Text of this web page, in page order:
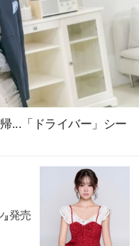
...「ドライバー」シー
』発売